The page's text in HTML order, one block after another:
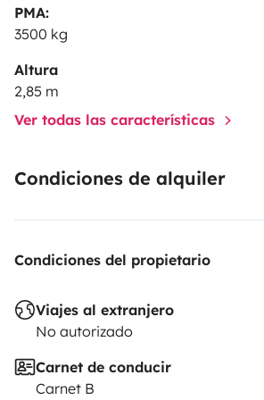
PMA:
3500 kg
Altura
2,85 m
Ver todas las características
Condiciones de alquiler
Condiciones del propietario
Viajes al extranjero
No autorizado
Carnet de conducir
Carnet B